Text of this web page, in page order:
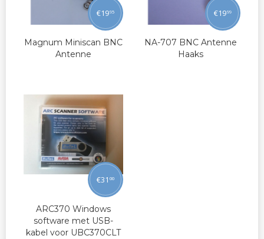
Magnum Miniscan BNC
Antenne
€1995
NA-707 BNC Antenne
Haaks
€1999
ARC370 Windows
software met USB-
kabel voor UBC370CLT
€31 00